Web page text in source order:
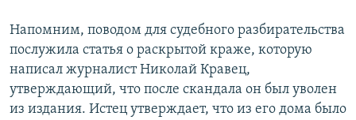
Напомним, поводом для судебного разбирательства
послужила статья о раскрытой краже, которую
написал журналист Николай Кравец,
утверждающий, что после скандала он был уволен
из издания. Истец утверждает, что из его дома было